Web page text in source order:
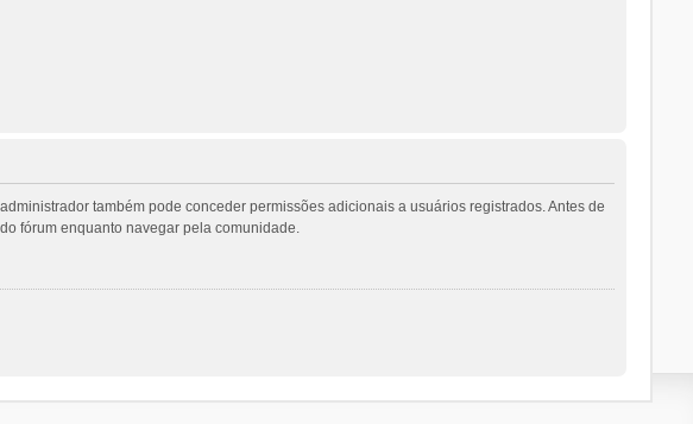
também pode conceder permissões adicionais a usuários registrados. Antes de
fórum enquanto navegar pela comunidade.